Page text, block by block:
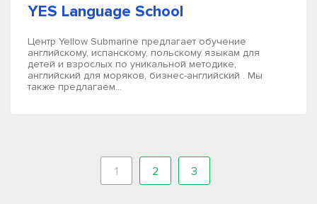
YES Language School
Центр Yellow Submarine предлагает обучение
английскому, испанскому, польскому языкам для
детей и взрослых по уникальной методике,
английский для моряков, бизнес-английский . Мы
также предлагаем...
1 2 3